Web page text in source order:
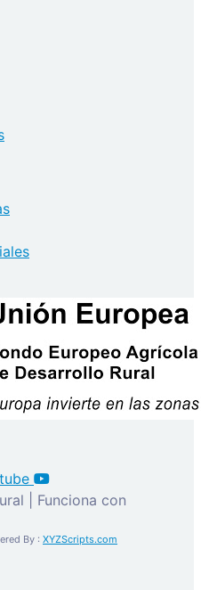
| Funciona con
By : XYZScripts.com